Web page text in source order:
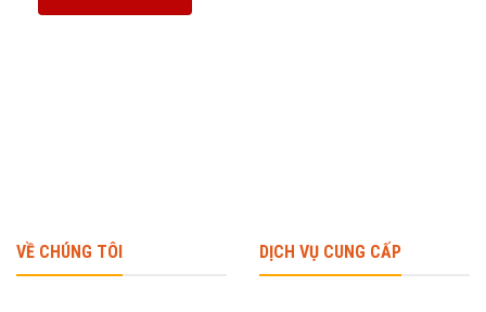
VỀ CHÚNG TÔI DỊCH VỤ CUNG CẤP